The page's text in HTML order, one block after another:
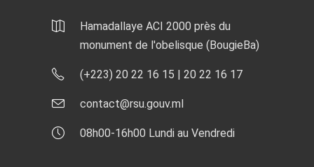
Hamadallaye ACI 2000 près du
monument de l'obelisque (BougieBa)
(+223) 20 22 16 15 | 20 22 16 17
contact@rsu.gouv.ml
08h00-16h00 Lundi au Vendredi